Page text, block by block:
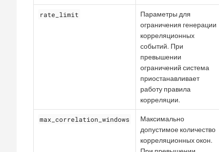
rate_limit
Параметры для
ограничения генерации
корреляционных
событий. При
превышении
ограничений система
приостанавливает
работу правила
корреляции.
max_correlation_windows
Максимально
допустимое количество
корреляционных окон.